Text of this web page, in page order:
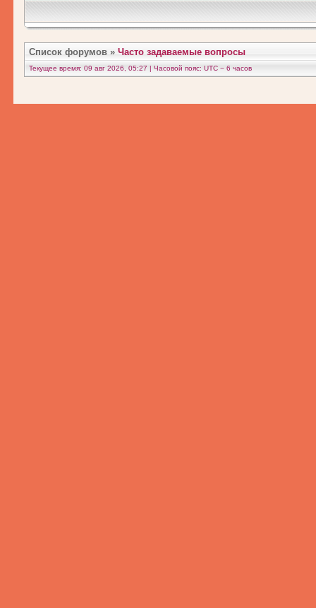
Список форумов » Часто задаваемые вопросы
Текущее время: 09 авг 2026, 05:27 | Часовой пояс: UTC − 6 часов